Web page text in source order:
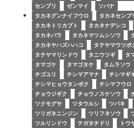
センブリ
ゼンマイ
ソバナ
タカネグンナイフウロ
タカネセンブ
タカネトリカブト
タカネナデシコ
タカネバラ
タカネマツムシソウ
タカネヤハズハハコ
タテヤマウツボ
タテヤマリンドウ
タニウツギ
タ
タマゴケ
タマゴタケ タムラソウ
チゴユリ
チシマアマナ チシマギ
チシマヒョウタンボク
チシマフウロ
チョウジギク
チョウノスケソウ
ツクモグサ
ツタウルシ ツバキ
ツリガネニンジン
ツリフネソウ
ツルリンドウ
テガタチドリ トウ